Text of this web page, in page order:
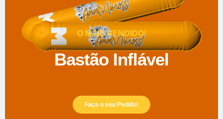
O MAIS VENDIDO!
Bastão Inflável
Faça o seu Pedido!